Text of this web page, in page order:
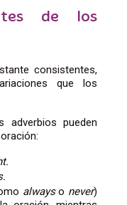
de los
consistentes,
que los
adverbios pueden
alwayso never)